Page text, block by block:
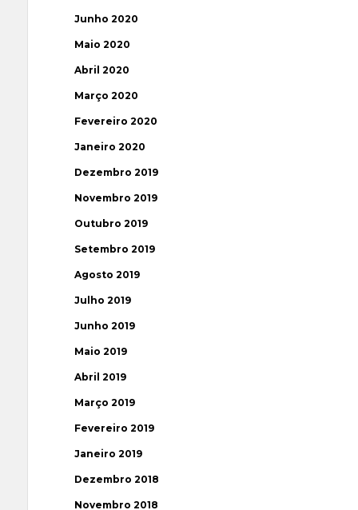
Junho 2020
Maio 2020
Abril 2020
Março 2020
Fevereiro 2020
Janeiro 2020
Dezembro 2019
Novembro 2019
Outubro 2019
Setembro 2019
Agosto 2019
Julho 2019
Junho 2019
Maio 2019
Abril 2019
Março 2019
Fevereiro 2019
Janeiro 2019
Dezembro 2018
Novembro 2018